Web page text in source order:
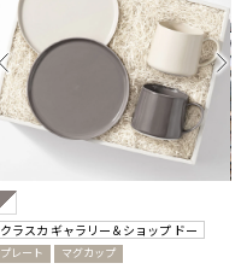
クラスカ ギャラリー＆ショップ ドー
プレート マグカップ